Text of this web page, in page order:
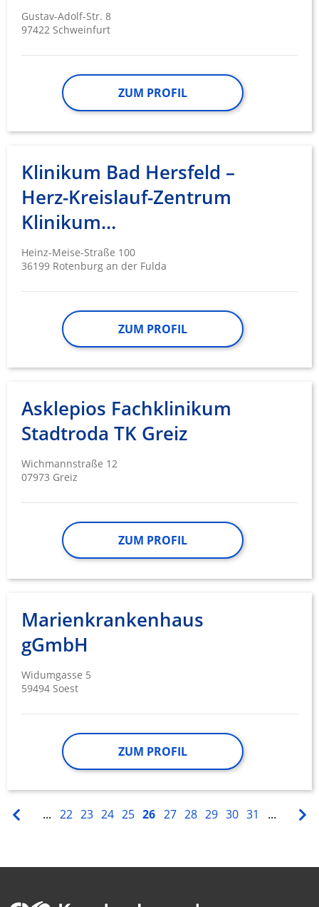
Gustav-Adolf-Str. 8
97422 Schweinfurt
ZUM PROFIL
Klinikum Bad Hersfeld –
Herz-Kreislauf-Zentrum
Klinikum…
Heinz-Meise-Straße 100
36199 Rotenburg an der Fulda
ZUM PROFIL
Asklepios Fachklinikum
Stadtroda TK Greiz
Wichmannstraße 12
07973 Greiz
ZUM PROFIL
Marienkrankenhaus
gGmbH
Widumgasse 5
59494 Soest
ZUM PROFIL
... 22 23 24 25 26 27 28 29 30 31 ...